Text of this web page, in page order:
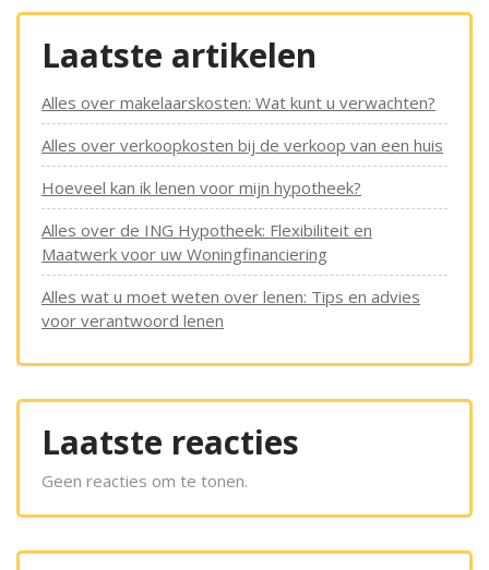
Laatste artikelen
Alles over makelaarskosten: Wat kunt u verwachten?
Alles over verkoopkosten bij de verkoop van een huis
Hoeveel kan ik lenen voor mijn hypotheek?
Alles over de ING Hypotheek: Flexibiliteit en
Maatwerk voor uw Woningfinanciering
Alles wat u moet weten over lenen: Tips en advies
voor verantwoord lenen
Laatste reacties
Geen reacties om te tonen.